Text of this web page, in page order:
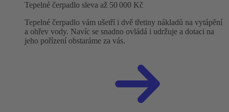
Tepelné čerpadlo sleva až 50 000 Kč
Tepelné čerpadlo vám ušetří i dvě třetiny nákladů na vytápění
a ohřev vody. Navíc se snadno ovládá i udržuje a dotaci na
jeho pořízení obstaráme za vás.